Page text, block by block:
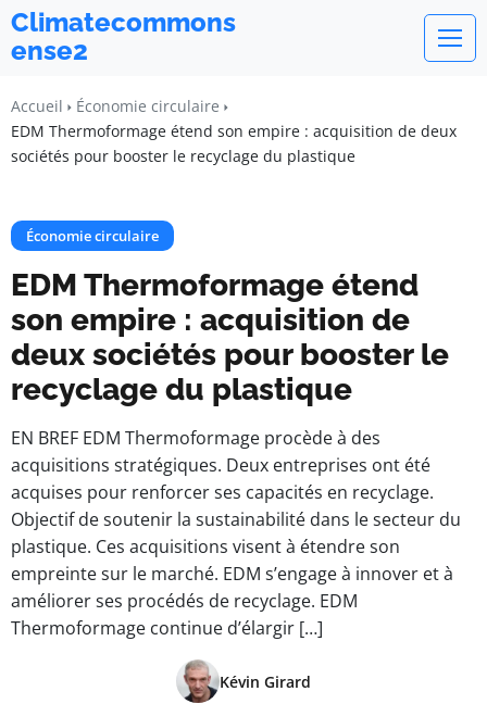
Climatecommons
ense2
Accueil
Économie circulaire
EDM Thermoformage étend son empire : acquisition de deux
sociétés pour booster le recyclage du plastique
Économie circulaire
EDM Thermoformage étend
son empire : acquisition de
deux sociétés pour booster le
recyclage du plastique
EN BREF EDM Thermoformage procède à des
acquisitions stratégiques. Deux entreprises ont été
acquises pour renforcer ses capacités en recyclage.
Objectif de soutenir la sustainabilité dans le secteur du
plastique. Ces acquisitions visent à étendre son
empreinte sur le marché. EDM s’engage à innover et à
améliorer ses procédés de recyclage. EDM
Thermoformage continue d’élargir […]
Kévin Girard